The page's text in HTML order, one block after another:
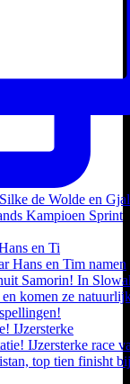
en Ti
IJzersterke